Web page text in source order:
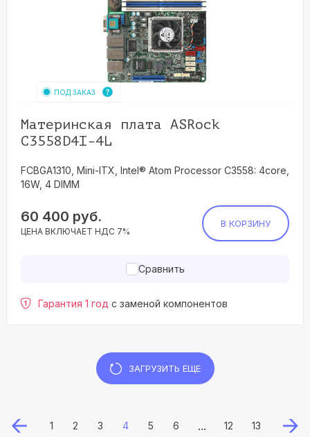
ПОД ЗАКАЗ
Материнская плата ASRock
C3558D4I-4L
FCBGA1310, Mini-ITX, Intel® Atom Processor C3558: 4core,
16W, 4 DIMM
60 400 руб.
ЦЕНА ВКЛЮЧАЕТ НДС 7%
В КОРЗИНУ
Сравнить
Гарантия 1 год с заменой компонентов
ЗАГРУЗИТЬ ЕЩЕ
1 2 3 4 5 6 ... 12 13